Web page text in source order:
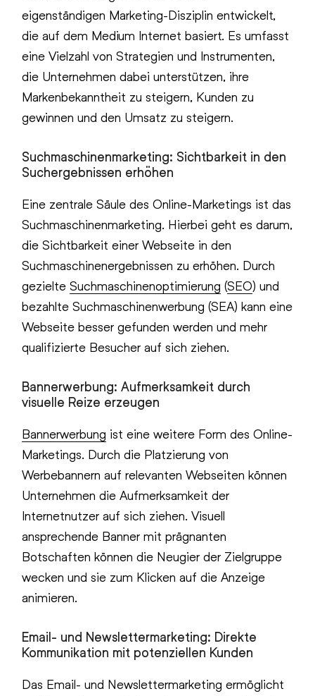
eigenständigen Marketing-Disziplin entwickelt,
die auf dem Medium Internet basiert. Es umfasst
eine Vielzahl von Strategien und Instrumenten,
die Unternehmen dabei unterstützen, ihre
Markenbekanntheit zu steigern, Kunden zu
gewinnen und den Umsatz zu steigern.
Suchmaschinenmarketing: Sichtbarkeit in den
Suchergebnissen erhöhen
Eine zentrale Säule des Online-Marketings ist das
Suchmaschinenmarketing. Hierbei geht es darum,
die Sichtbarkeit einer Webseite in den
Suchmaschinenergebnissen zu erhöhen. Durch
gezielteSuchmaschinenoptimierung (SEO) und
bezahlte Suchmaschinenwerbung (SEA) kann eine
Webseite besser gefunden werden und mehr
qualifizierte Besucher auf sich ziehen.
Bannerwerbung: Aufmerksamkeit durch
visuelle Reize erzeugen
Bannerwerbung ist eine weitere Form des Online-
Marketings. Durch die Platzierung von
Werbebannern auf relevanten Webseiten können
Unternehmen die Aufmerksamkeit der
Internetnutzer auf sich ziehen. Visuell
ansprechende Banner mit prägnanten
Botschaften können die Neugier der Zielgruppe
wecken und sie zum Klicken auf die Anzeige
animieren.
Email- und Newslettermarketing: Direkte
Kommunikation mit potenziellen Kunden
Das Email- und Newslettermarketing ermöglicht